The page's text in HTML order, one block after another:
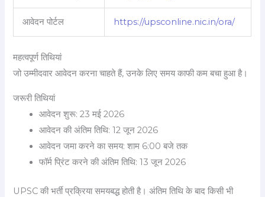
आवेदन पोर्टल https://upsconline.nic.in/ora/
महत्वपूर्ण तिथियां
जो उम्मीदवार आवेदन करना चाहते हैं, उनके लिए समय काफी कम बचा हुआ है।
जरूरी तिथियां
आवेदन शुरू: 23 मई 2026
आवेदन की अंतिम तिथि: 12 जून 2026
आवेदन जमा करने का समय: शाम 6:00 बजे तक
फॉर्म प्रिंट करने की अंतिम तिथि: 13 जून 2026
UPSC की भर्ती प्रक्रिया समयबद्ध होती है। अंतिम तिथि के बाद किसी भी